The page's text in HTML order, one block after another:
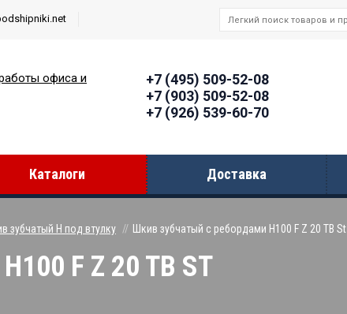
офиcа и
+7 (495) 509-52-08
+7 (903) 509-52-08
+7 (926) 539-60-70
Каталоги Доставка
зубчатый H под втулку Шкив зубчатый с ребордами H100 F Z 20 TB St
F Z 20 TB ST